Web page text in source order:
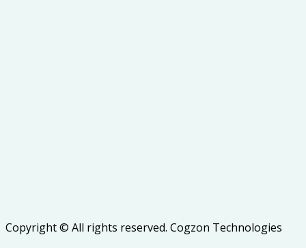
Copyright © All rights reserved. Cogzon Technologies